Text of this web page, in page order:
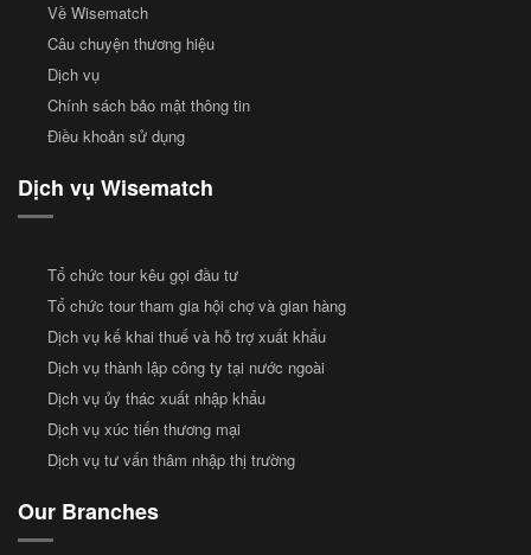
Về Wisematch
Câu chuyện thương hiệu
Dịch vụ
Chính sách bảo mật thông tin
Điều khoản sử dụng
Dịch vụ Wisematch
Tổ chức tour kêu gọi đầu tư
Tổ chức tour tham gia hội chợ và gian hàng
Dịch vụ kế khai thuế và hỗ trợ xuất khẩu
Dịch vụ thành lập công ty tại nước ngoài
Dịch vụ ủy thác xuất nhập khẩu
Dịch vụ xúc tiến thương mại
Dịch vụ tư vấn thâm nhập thị trường
Our Branches